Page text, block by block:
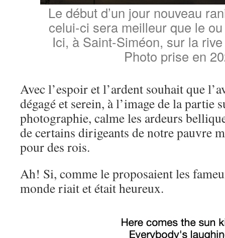
Le début d’un jour nouveau
celui-ci sera meilleur que le
Ici, à Saint-Siméon, sur la
Photo prise en
Avec l’espoir et l’ardent souhait que
dégagé et serein, à l’image de la partie
photographie, calme les ardeurs
de certains dirigeants de notre pauvre
pour des rois.
Ah! Si, comme le proposaient les
monde riait et était heureux.